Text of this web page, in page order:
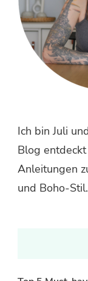
Ich bin Juli
Blog
Anleitungen
und Boho-